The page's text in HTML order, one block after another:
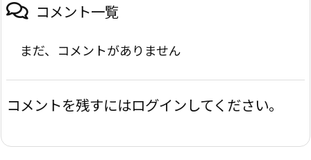
コメント一覧
まだ、コメントがありません
コメントを残すにはログインしてください。